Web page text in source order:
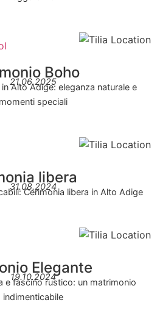
Boho
21.06.2025
Alto Adige: eleganza naturale e
momenti speciali
libera
31.08.2024
Cerimonia libera in Alto Adige
Elegante
19.10.2024
e fascino rustico: un matrimonio
indimenticabile